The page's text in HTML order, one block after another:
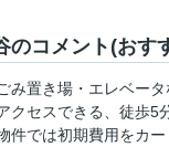
のコメント(おす
み置き場・エレベー
クセスできる、徒歩5
件では初期費用をカ